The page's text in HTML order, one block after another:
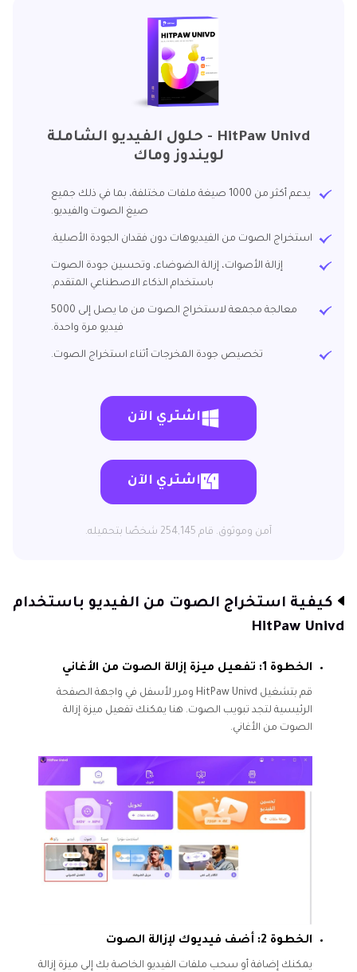
HitPaw Univd - حلول الفيديو الشاملة
لويندوز وماك
يدعم أكثر من 1000 صيغة ملفات مختلفة، بما في ذلك جميع
صيغ الصوت والفيديو.
استخراج الصوت من الفيديوهات دون فقدان الجودة الأصلية.
إزالة الأصوات، إزالة الضوضاء، وتحسين جودة الصوت
باستخدام الذكاء الاصطناعي المتقدم.
معالجة مجمعة لاستخراج الصوت من ما يصل إلى 5000
فيديو مرة واحدة.
تخصيص جودة المخرجات أثناء استخراج الصوت.
اشتري الآن
اشتري الآن
آمن وموثوق. قام 254,145 شخصًا بتحميله.
كيفية استخراج الصوت من الفيديو باستخدام
HitPaw Univd
الخطوة 1: تفعيل ميزة إزالة الصوت من الأغاني
قم بتشغيل HitPaw Univd ومرر لأسفل في واجهة الصفحة
الرئيسية لتجد تبويب الصوت. هنا يمكنك تفعيل ميزة إزالة
الصوت من الأغاني.
الخطوة 2: أضف فيديوك لإزالة الصوت
يمكنك إضافة أو سحب ملفات الفيديو الخاصة بك إلى ميزة إزالة